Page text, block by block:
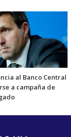
al Banco Central
a campaña de